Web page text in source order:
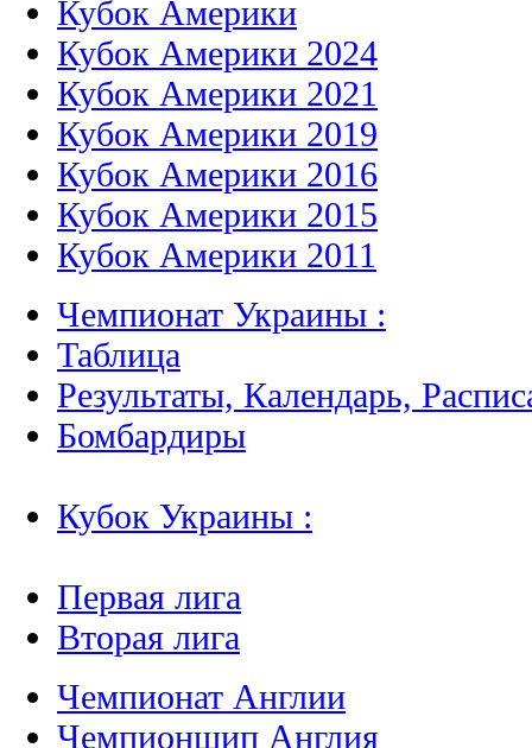
Кубок Америки
Кубок Америки 2024
Кубок Америки 2021
Кубок Америки 2019
Кубок Америки 2016
Кубок Америки 2015
Кубок Америки 2011
Чемпионат Украины :
Таблица
Результаты, Календарь,
Бомбардиры
Кубок Украины :
Первая лига
Вторая лига
Чемпионат Англии
Чемпионшип Англия